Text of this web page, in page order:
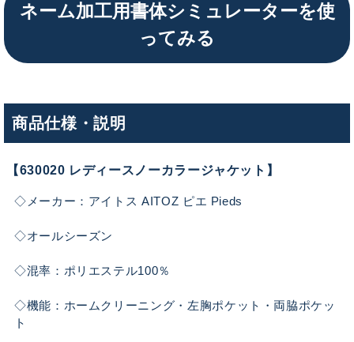
ネーム加工用書体シミュレーターを使
ってみる
商品仕様・説明
【630020 レディースノーカラージャケット】
◇メーカー：アイトス AITOZ ピエ Pieds
◇オールシーズン
◇混率：ポリエステル100％
◇機能：ホームクリーニング・左胸ポケット・両脇ポケッ
ト